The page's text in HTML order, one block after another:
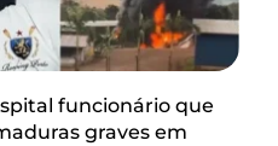
funcionário que
graves em